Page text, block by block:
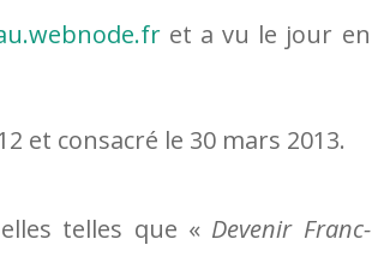
et a vu le jour en
et consacré le 30 mars 2013.
telles que « Devenir Franc-